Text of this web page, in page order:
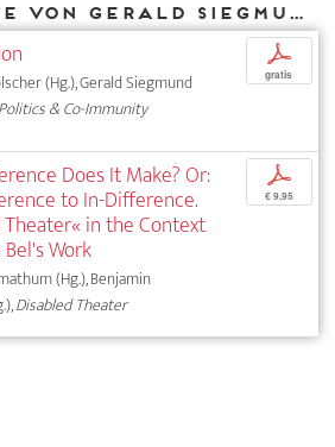
Weitere Texte von Gerald Siegmund bei DIAPHANES
(Hg.), Gerald Siegmund
& Co-Immunity
p
gratis
Does It Make? Or:
to In-Difference.
in the Context
Work
(Hg.), Benjamin
Disabled Theater
p
€ 9,95